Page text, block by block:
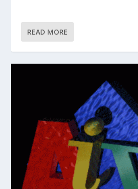
READ MORE